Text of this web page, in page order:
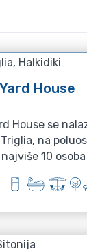
Halkidiki
House
House se
na
10